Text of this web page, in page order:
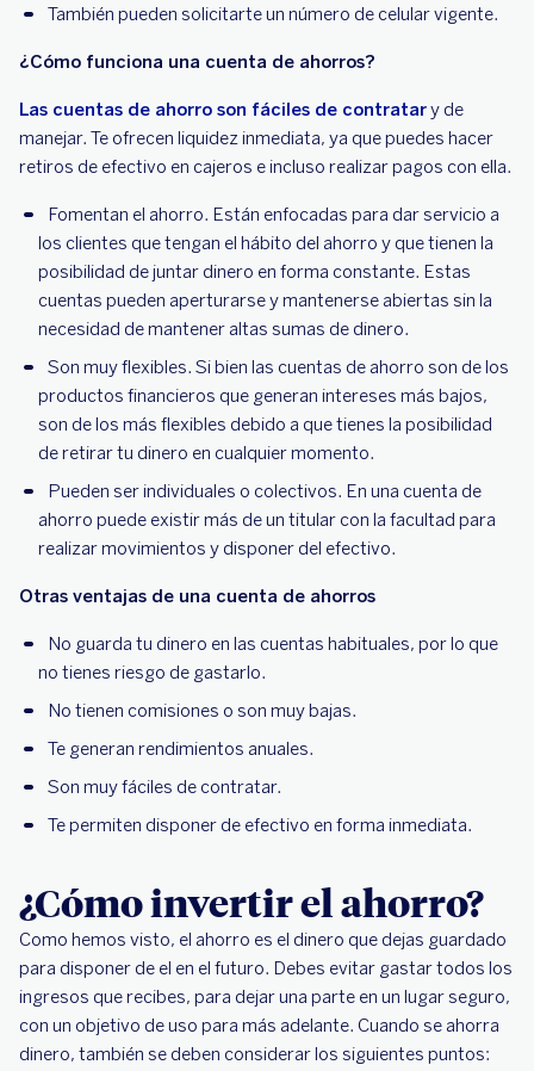
También pueden solicitarte un número de celular vigente.
¿Cómo funciona una cuenta de ahorros?
Las cuentas de ahorro son fáciles de contratary de
manejar. Te ofrecen liquidez inmediata, ya que puedes hacer
retiros de efectivo en cajeros e incluso realizar pagos con ella.
Fomentan el ahorro. Están enfocadas para dar servicio a
los clientes que tengan el hábito del ahorro y que tienen la
posibilidad de juntar dinero en forma constante. Estas
cuentas pueden aperturarse y mantenerse abiertas sin la
necesidad de mantener altas sumas de dinero.
Son muy flexibles. Si bien las cuentas de ahorro son de los
productos financieros que generan intereses más bajos,
son de los más flexibles debido a que tienes la posibilidad
de retirar tu dinero en cualquier momento.
Pueden ser individuales o colectivos. En una cuenta de
ahorro puede existir más de un titular con la facultad para
realizar movimientos y disponer del efectivo.
Otras ventajas de una cuenta de ahorros
No guarda tu dinero en las cuentas habituales, por lo que
no tienes riesgo de gastarlo.
No tienen comisiones o son muy bajas.
Te generan rendimientos anuales.
Son muy fáciles de contratar.
Te permiten disponer de efectivo en forma inmediata.
¿Cómo invertir el ahorro?
Como hemos visto, el ahorro es el dinero que dejas guardado
para disponer de el en el futuro. Debes evitar gastar todos los
ingresos que recibes, para dejar una parte en un lugar seguro,
con un objetivo de uso para más adelante. Cuando se ahorra
dinero, también se deben considerar los siguientes puntos: